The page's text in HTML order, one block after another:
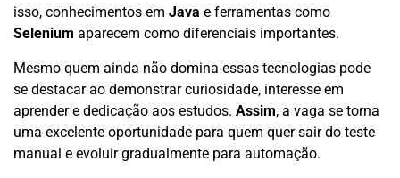
isso, conhecimentos em Java e ferramentas como
Selenium aparecem como diferenciais importantes.
Mesmo quem ainda não domina essas tecnologias pode
se destacar ao demonstrar curiosidade, interesse em
aprender e dedicação aos estudos. Assim, a vaga se torna
uma excelente oportunidade para quem quer sair do teste
manual e evoluir gradualmente para automação.